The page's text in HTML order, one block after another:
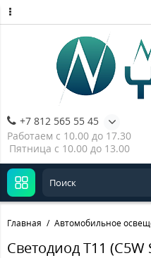
+7 812 565 55 45
Работаем с 10.00 до 17.30
Пятница с 10.00 до 13.00
Главная Автомобильное
Светодиод T11 (C5W